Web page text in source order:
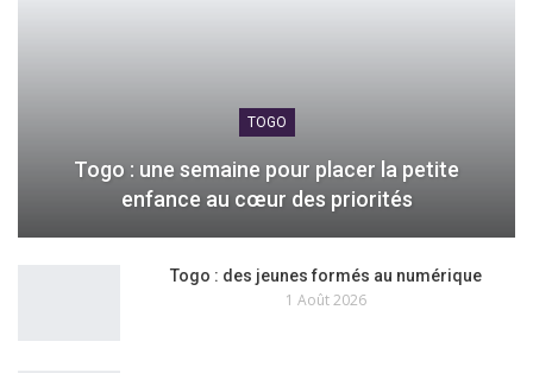
TOGO
Togo : une semaine pour placer la petite
enfance au cœur des priorités
Togo : des jeunes formés au numérique
1 Août 2026